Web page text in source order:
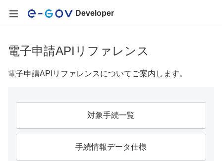
Developer
電子申請APIリファレンス
電子申請APIリファレンスについてご案内します。
対象手続一覧
手続情報データ仕様